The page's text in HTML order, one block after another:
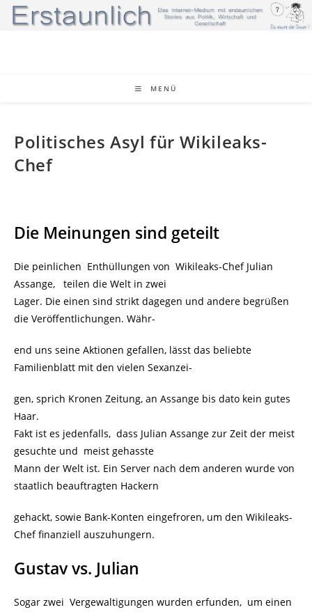
Zum
Inhalt
MENÜ
Politisches Asyl für Wikileaks-
Chef
Die Meinungen sind geteilt
Die peinlichen Enthüllungen von Wikileaks-Chef Julian
Assange, teilen die Welt in zwei
Lager. Die einen sind strikt dagegen und andere begrüßen
die Veröffentlichungen. Währ-
end uns seine Aktionen gefallen, lässt das beliebte
Familienblatt mit den vielen Sexanzei-
gen, sprich Kronen Zeitung, an Assange bis dato kein gutes
Haar.
Fakt ist es jedenfalls, dass Julian Assange zur Zeit der meist
gesuchte und meist gehasste
Mann der Welt ist. Ein Server nach dem anderen wurde von
staatlich beauftragten Hackern
gehackt, sowie Bank-Konten eingefroren, um den Wikileaks-
Chef finanziell auszuhungern.
Gustav vs. Julian
Sogar zwei Vergewaltigungen wurden erfunden, um einen